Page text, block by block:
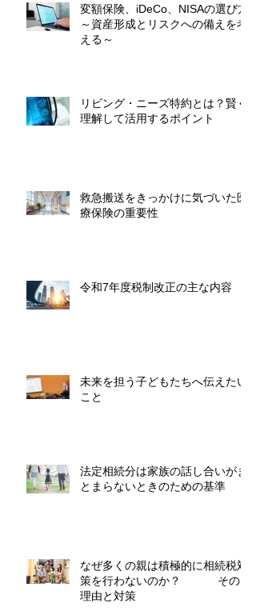
変額保険、iDeCo、NISAの選び方
～資産形成とリスクへの備えを考
える～
リビング・ニーズ特約とは？賢く
理解して活用するポイント
救急搬送をきっかけに気づいた医
療保険の重要性
令和7年度税制改正の主な内容
未来を担う子どもたちへ伝えたい
こと
法定相続分は家族の話し合いがま
とまらないときのための基準
なぜ多くの親は積極的に相続税対
策を行わないのか？ その
理由と対策